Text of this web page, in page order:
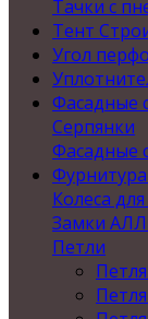
Тачки с
Тент
Угол
Фасадные
Серпянки
Фасадные
Колеса
Замки
Петли